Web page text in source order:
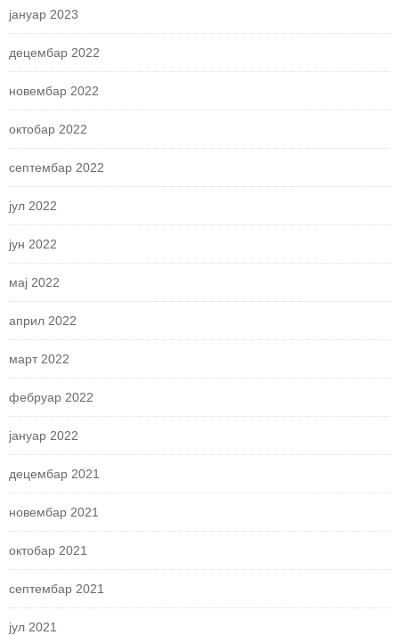
јануар 2023
децембар 2022
новембар 2022
октобар 2022
септембар 2022
јул 2022
јун 2022
мај 2022
април 2022
март 2022
фебруар 2022
јануар 2022
децембар 2021
новембар 2021
октобар 2021
септембар 2021
јул 2021